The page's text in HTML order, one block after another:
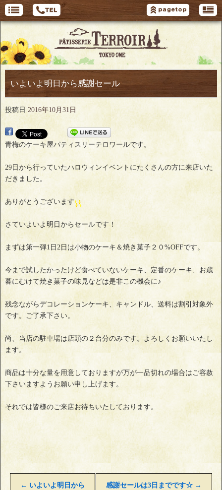
いよいよ明日から感謝セール
投稿日 2016年10月31日
青梅のケーキ屋パティスリーテロワールです。
29日から行っていたハロウィンイベントにたくさんの方に来店いた
だきました。
ありがとうございます
さていよいよ明日からセールです！
まずは第一弾1日2日は小物のケーキ＆焼き菓子２０%OFFです。
今まで試したかったけど食べていないケーキ、定番のケーキ、お歳
暮にむけて焼き菓子の味見などは是非この機会に♪
残念ながらデコレーションケーキ、キャンドル、送料は割引対象外
です。ご了承下さい。
尚、当店の駐車場は店頭の２台分のみです。よろしくお願いいたし
ます。
商品は十分な量を用意しておりますが万が一品切れの場合はご容赦
下さいますようお願い申し上げます。
それでは皆様のご来店お待ちいたしております。
← いよいよ明日から 感謝セールは3日までです☆ →